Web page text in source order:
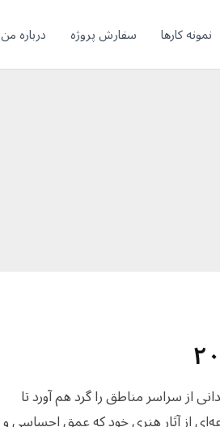
نمونه کارها سفارش پروژه درباره من
از سراسر مناطق را گرد هم آورد تا